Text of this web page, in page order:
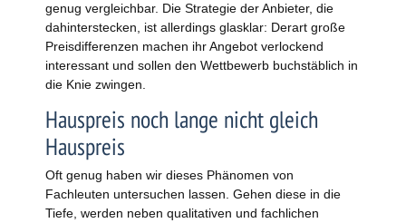
genug vergleichbar. Die Strategie der Anbieter, die
dahinterstecken, ist allerdings glasklar: Derart große
Preisdifferenzen machen ihr Angebot verlockend
interessant und sollen den Wettbewerb buchstäblich in
die Knie zwingen.
Hauspreis noch lange nicht gleich
Hauspreis
Oft genug haben wir dieses Phänomen von
Fachleuten untersuchen lassen. Gehen diese in die
Tiefe, werden neben qualitativen und fachlichen